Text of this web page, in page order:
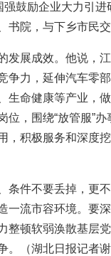
强鼓励企业大力引
院，与下乡市民
展成效。他说，江
争力，延伸汽车零
生命健康等产业，
，围绕“放管服”
，积极服务和深度
件不要丢掉，更
一流市容环境。要
整顿软弱涣散基层
。（湖北日报记者